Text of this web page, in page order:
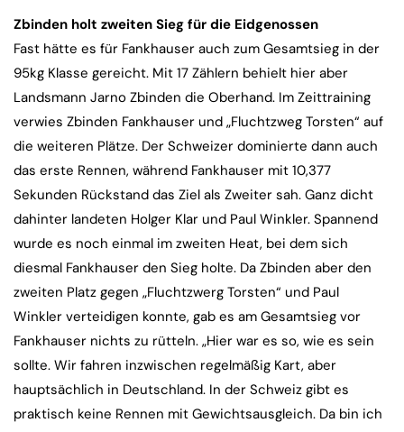
Zbinden holt zweiten Sieg für die Eidgenossen
Fast hätte es für Fankhauser auch zum Gesamtsieg in der
95kg Klasse gereicht. Mit 17 Zählern behielt hier aber
Landsmann Jarno Zbinden die Oberhand. Im Zeittraining
verwies Zbinden Fankhauser und „Fluchtzweg Torsten“ auf
die weiteren Plätze. Der Schweizer dominierte dann auch
das erste Rennen, während Fankhauser mit 10,377
Sekunden Rückstand das Ziel als Zweiter sah. Ganz dicht
dahinter landeten Holger Klar und Paul Winkler. Spannend
wurde es noch einmal im zweiten Heat, bei dem sich
diesmal Fankhauser den Sieg holte. Da Zbinden aber den
zweiten Platz gegen „Fluchtzwerg Torsten“ und Paul
Winkler verteidigen konnte, gab es am Gesamtsieg vor
Fankhauser nichts zu rütteln. „Hier war es so, wie es sein
sollte. Wir fahren inzwischen regelmäßig Kart, aber
hauptsächlich in Deutschland. In der Schweiz gibt es
praktisch keine Rennen mit Gewichtsausgleich. Da bin ich